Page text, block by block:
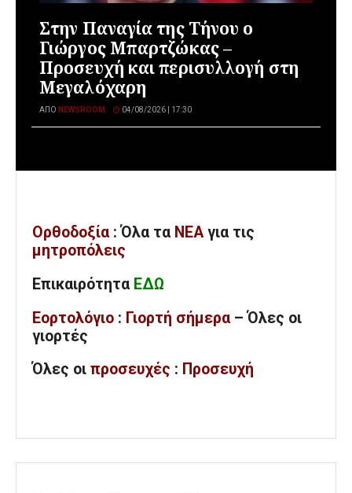
Στην Παναγία της Τήνου ο
Γιώργος Μπαρτζώκας –
Προσευχή και περισυλλογή στη
Μεγαλόχαρη
ΑΠΌ NEWSROOM 04/08/2026 | 17:30
Ορθοδοξία : Όλα τα ΝΕΑ για τις
μητροπόλεις
Επικαιρότητα ΕΔΩ
Εορτολόγιο : Γιορτή σήμερα – Όλες οι
γιορτές
Όλες οι προσευχές : Προσευχή